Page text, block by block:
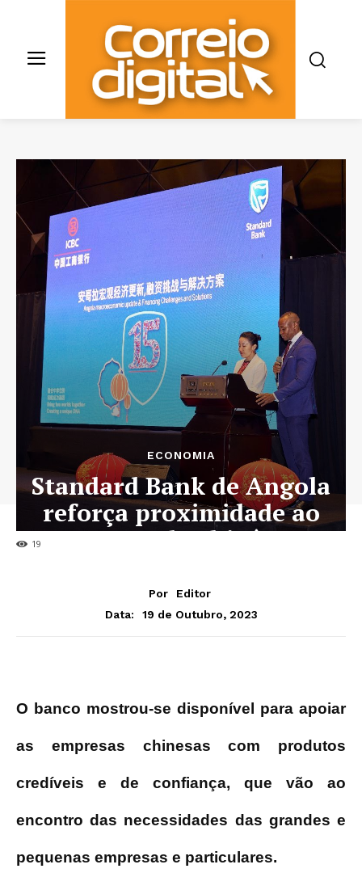
19
ECONOMIA
Standard Bank de Angola
reforça proximidade ao
mercado chinês
Por
Editor
Data:
19 de Outubro, 2023
O banco mostrou-se disponível para apoiar
as empresas chinesas com produtos
credíveis e de confiança, que vão ao
encontro das necessidades das grandes e
pequenas empresas e particulares.